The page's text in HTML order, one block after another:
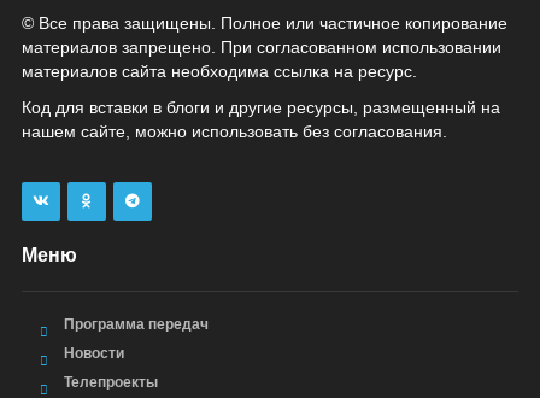
© Все права защищены. Полное или частичное копирование
материалов запрещено. При согласованном использовании
материалов сайта необходима ссылка на ресурс.
Код для вставки в блоги и другие ресурсы, размещенный на
нашем сайте, можно использовать без согласования.
Меню
Программа передач
Новости
Телепроекты